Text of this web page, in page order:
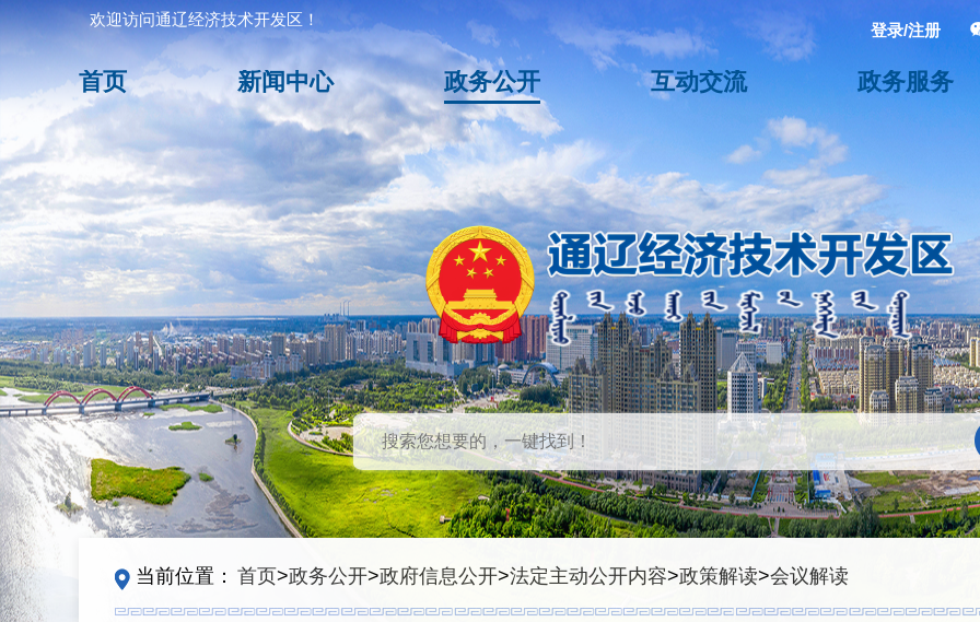
欢迎访问通辽经济技术开发区！
登录/注册
首页 新闻中心 政务公开 互动交流 政务服务
当前位置： 首页>政务公开>政府信息公开>法定主动公开内容>政策解读>会议解读